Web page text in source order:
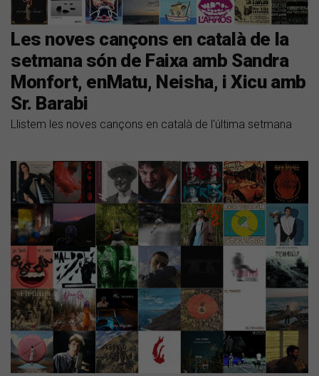
Les noves cançons en català de la
setmana són de Faixa amb Sandra
Monfort, enMatu, Neisha, i Xicu amb
Sr. Barabi
Llistem les noves cançons en català de l'última setmana